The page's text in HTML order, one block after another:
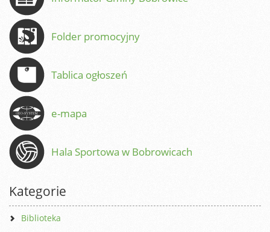
Folder promocyjny
Tablica ogłoszeń
e-mapa
Hala Sportowa w Bobrowicach
Kategorie
Biblioteka